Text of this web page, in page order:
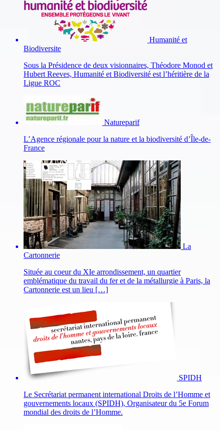
Humanité et
Biodiversite
Sous la Présidence de deux visionnaires, Théodore Monod et
Hubert Reeves, Humanité et Biodiversité est l’héritière de la
Ligue ROC
Natureparif
L’Agence régionale pour la nature et la biodiversité d’Île-de-
France
La
Cartonnerie
Située au coeur du XIe arrondissement, un quartier
emblématique du travail du fer et de la métallurgie à Paris, la
Cartonnerie est un lieu […]
SPIDH
Le Secrétariat permanent international Droits de l’Homme et
gouvernements locaux (SPIDH), Organisateur du 5e Forum
mondial des droits de l’Homme.